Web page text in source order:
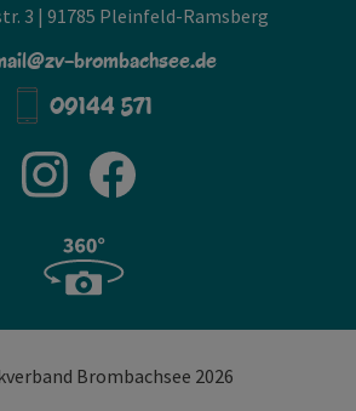
3 | 91785 Pleinfeld-Ramsberg
brombachsee.de
09144 571
Brombachsee 2026